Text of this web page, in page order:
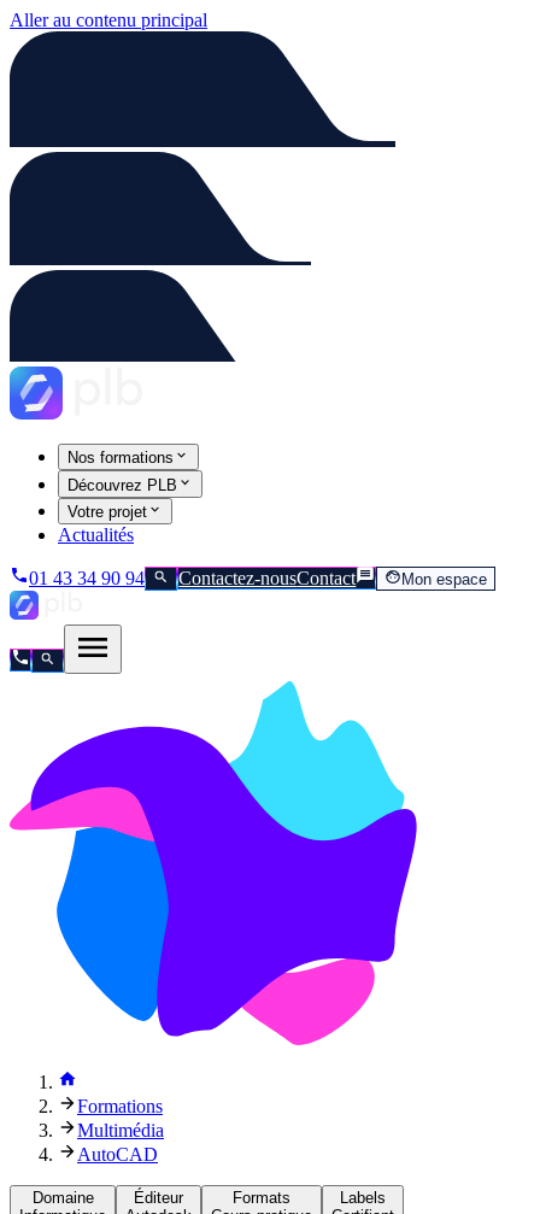
Aller au contenu principal
Nos formations
Découvrez PLB
Votre projet
Actualités
01 43 34 90 94 Contactez-nousContact Mon espace
Formations
Multimédia
AutoCAD
Domaine
Éditeur
Formats
Labels